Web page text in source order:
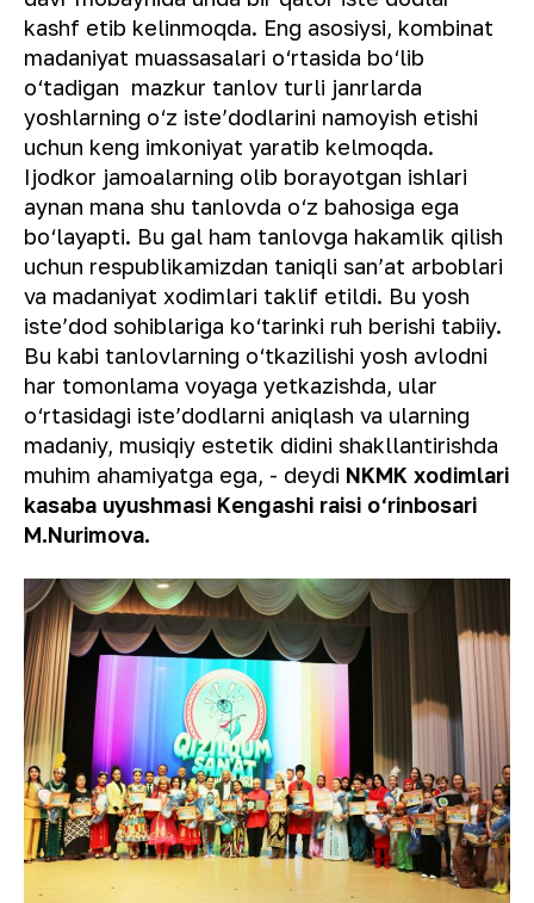
kashf etib kelinmoqda. Eng asosiysi, kombinat
madaniyat muassasalari o‘rtasida bo‘lib
o‘tadigan mazkur tanlov turli janrlarda
yoshlarning o‘z isteʼdodlarini namoyish etishi
uchun keng imkoniyat yaratib kelmoqda.
Ijodkor jamoalarning olib borayotgan ishlari
aynan mana shu tanlovda o‘z bahosiga ega
bo‘layapti. Bu gal ham tanlovga hakamlik qilish
uchun respublikamizdan taniqli sanʼat arboblari
va madaniyat xodimlari taklif etildi. Bu yosh
isteʼdod sohiblariga ko‘tarinki ruh berishi tabiiy.
Bu kabi tanlovlarning o‘tkazilishi yosh avlodni
har tomonlama voyaga yetkazishda, ular
o‘rtasidagi isteʼdodlarni aniqlash va ularning
madaniy, musiqiy estetik didini shakllantirishda
muhim ahamiyatga ega, - deydi NKMK xodimlari
kasaba uyushmasi Kengashi raisi o‘rinbosari
M.Nurimova.